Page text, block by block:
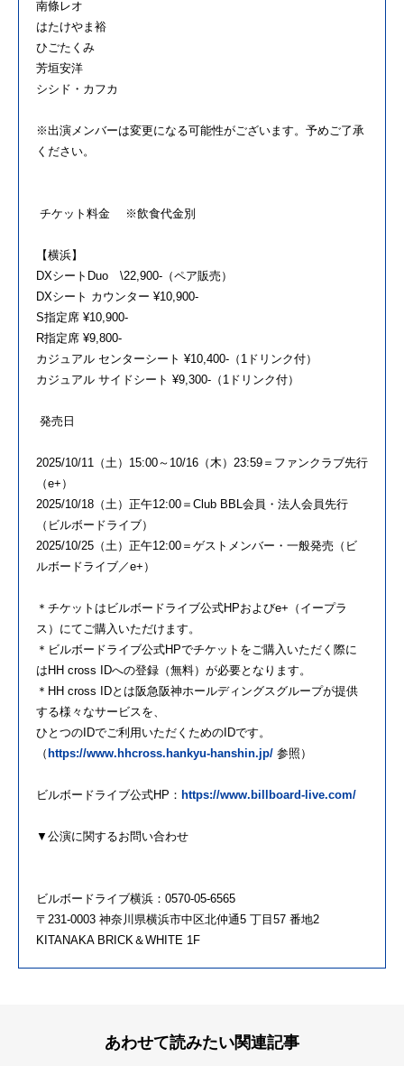
南條レオ
はたけやま裕
ひごたくみ
芳垣安洋
シシド・カフカ
※出演メンバーは変更になる可能性がございます。予めご了承
ください。
チケット料金 ※飲食代金別
【横浜】
DXシートDuo \22,900-（ペア販売）
DXシート カウンター ¥10,900-
S指定席 ¥10,900-
R指定席 ¥9,800-
カジュアル センターシート ¥10,400-（1ドリンク付）
カジュアル サイドシート ¥9,300-（1ドリンク付）
発売日
2025/10/11（土）15:00～10/16（木）23:59＝ファンクラブ先行
（e+）
2025/10/18（土）正午12:00＝Club BBL会員・法人会員先行
（ビルボードライブ）
2025/10/25（土）正午12:00＝ゲストメンバー・一般発売（ビ
ルボードライブ／e+）
＊チケットはビルボードライブ公式HPおよびe+（イープラ
ス）にてご購入いただけます。
＊ビルボードライブ公式HPでチケットをご購入いただく際に
はHH cross IDへの登録（無料）が必要となります。
＊HH cross IDとは阪急阪神ホールディングスグループが提供
する様々なサービスを、
ひとつのIDでご利用いただくためのIDです。
（https://www.hhcross.hankyu-hanshin.jp/ 参照）
ビルボードライブ公式HP： https://www.billboard-live.com/
▼公演に関するお問い合わせ
ビルボードライブ横浜：0570-05-6565
〒231-0003 神奈川県横浜市中区北仲通5 丁目57 番地2
KITANAKA BRICK＆WHITE 1F
あわせて読みたい関連記事